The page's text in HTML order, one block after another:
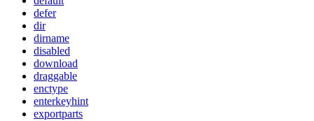
defer
dir
dirname
disabled
download
draggable
enctype
enterkeyhint
exportparts